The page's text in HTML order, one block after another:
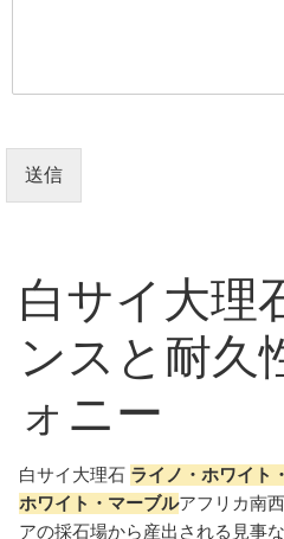
送信
白サイ大理
ンスと耐久
ォニー
白サイ大理石 ライノ・ホワイト
ホワイト・マーブルアフリカ南
アの採石場から産出される見事